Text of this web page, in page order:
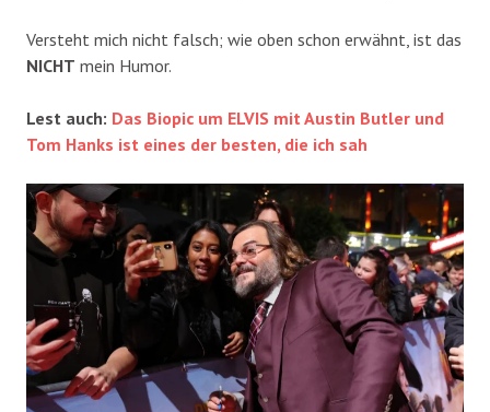
Versteht mich nicht falsch; wie oben schon erwähnt, ist das
NICHT mein Humor.
Lest auch: Das Biopic um ELVIS mit Austin Butler und
Tom Hanks ist eines der besten, die ich sah